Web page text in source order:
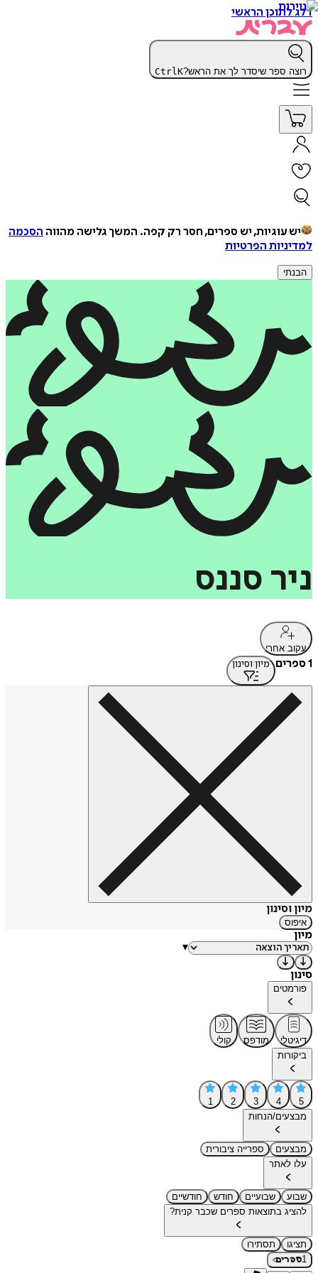
דלג לתוכן הראשי
רוצה ספר שיסדר לך את הראש? CtrlK
יש עוגיות, יש ספרים, חסר רק קפה. המשך גלישה מהווה הסכמה
למדיניות הפרטיות
הבנתי
ניר סננס
עקוב אחרי
1 ספרים מיון וסינון
מיון וסינון
איפוס
מיון
▾
סינון
פורמטים
דיגיטלי מודפס
קולי
ביקורות
5
4
3
2
1
מבצעים/הנחות
מבצעים
ספרייה ציבורית
עלו לאתר
שבוע שבועיים חודש
חודשיים
להציג בתוצאות ספרים שכבר קנית?
תציגו
תסתירו
1ספרים›